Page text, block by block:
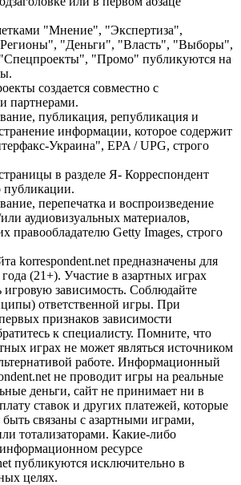
"Мнение", "Экспертиза",
"Деньги", "Власть", "Выборы",
"Промо" публикуются на
создается совместно с
партнерами.
публикация, републикация и
информации, которое содержит
Украина", EPA / UPG, строго
в разделе Я- Корреспондент
публикации.
перепечатка и воспроизведение
аудиовизуальных материалов,
правообладателю Getty Images, строго
korrespondent.net предназначены для
(21+). Участие в азартных играх
игровую зависимость. Соблюдайте
ответственной игры. При
признаков зависимости
к специалисту. Помните, что
играх не может являться источником
работе. Информационный
не проводит игры на реальные
деньги, сайт не принимает ни в
ставок и других платежей, которые
быть связаны с азартными играми,
тотализаторами. Какие-либо
ресурсе
публикуются исключительно в
целях.